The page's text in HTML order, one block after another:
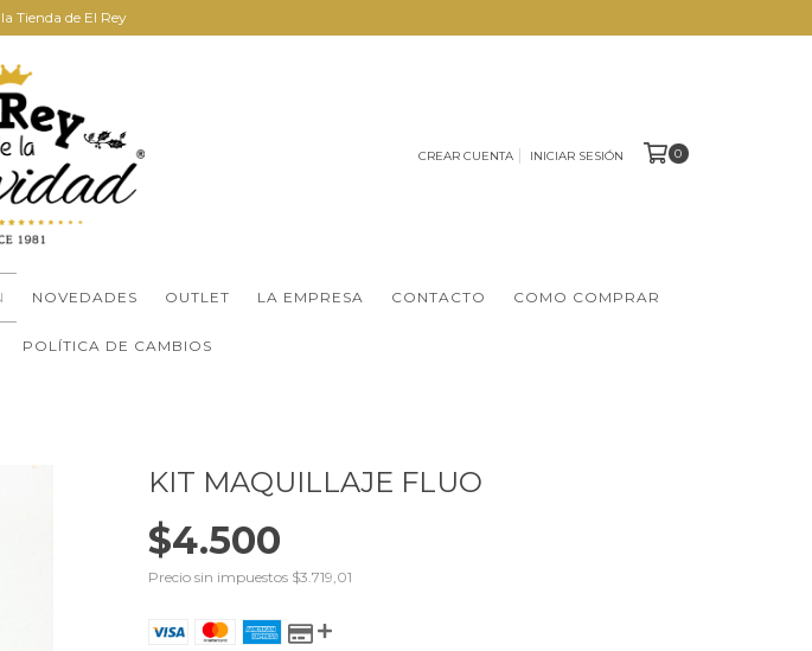
Tienda de El Rey
CREAR CUENTA INICIAR SESIÓN 0
NOVEDADES OUTLET LA EMPRESA CONTACTO COMO COMPRAR
POLÍTICA DE CAMBIOS
KIT MAQUILLAJE FLUO
$4.500
Precio sin impuestos $3.719,01